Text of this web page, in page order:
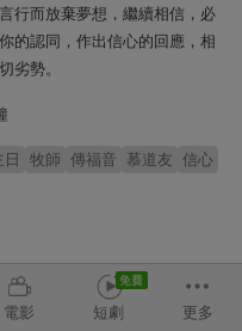
行而放棄夢想，繼續相信，必
的認同，作出信心的回應，相
劣勢。
日 牧師 傳福音 慕道友 信心
電影 短劇 更多